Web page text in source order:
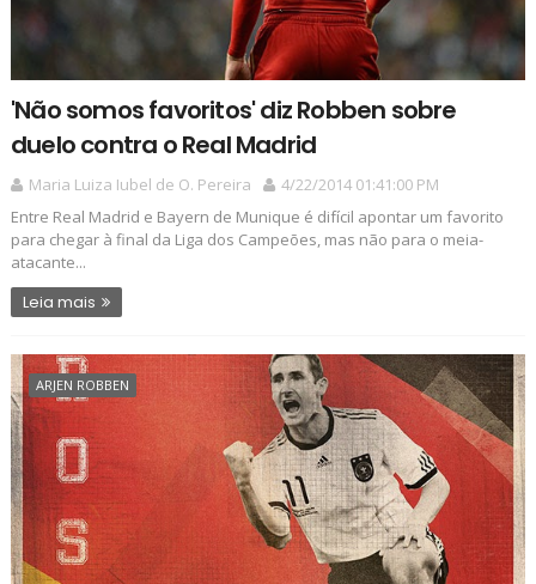
'Não somos favoritos' diz Robben sobre
duelo contra o Real Madrid
Maria Luiza Iubel de O. Pereira
4/22/2014 01:41:00 PM
Entre Real Madrid e Bayern de Munique é difícil apontar um favorito
para chegar à final da Liga dos Campeões, mas não para o meia-
atacante...
Leia mais
ARJEN ROBBEN